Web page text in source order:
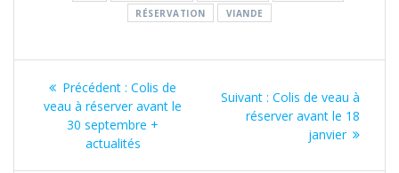
RÉSERVATION
VIANDE
Navigation
de
l’article
Précédent : Article
précédent
:
Colis de
veau à réserver avant le
30 septembre +
actualités
Suivant : Article
suivant
Colis de veau à
réserver avant le 18
janvier